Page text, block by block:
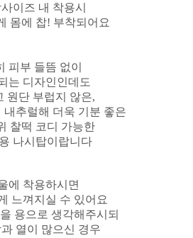
이즈 내 착용시
몸에 찹! 부착되어요
피부 들뜸 없이
는 디자인인데도
원단 부럽지 않은,
내추럴해 더욱 기분 좋은
찰떡 코디 가능한
나시탑이랍니다
에 착용하시면
느껴지실 수 있어요
용으로 생각해주시되
열이 많으신 경우